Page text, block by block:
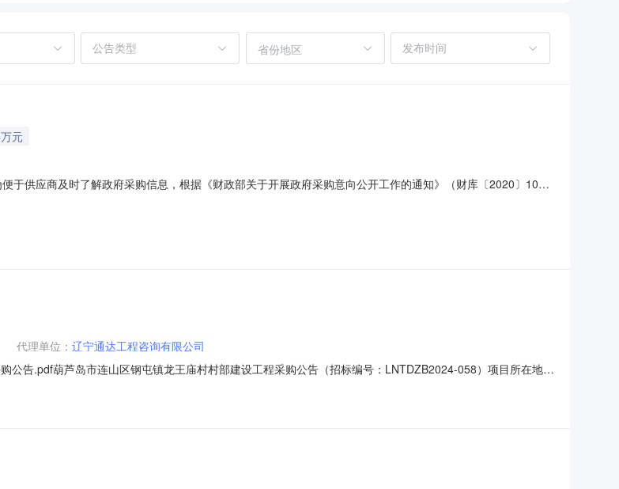
省份地区
元
于供应商及时了解政府采购信息，根据《财政部关于开展政府采购意向公开工作的通知》（财库〔2020〕10
地面积380㎡，总建筑面积380㎡，单层混凝土框架结构;配套风机室、锅炉房、泵房、操作室、工具间等功能分
代理单位： 辽宁通达工程咨询有限公司
公告.pdf葫芦岛市连山区钢屯镇龙王庙村村部建设工程采购公告（招标编号：LNTDZB2024-058）项目所在地
模：葫芦岛市连山区钢屯镇龙王庙村村部建设工程范围：本招标项目划分为1个标段，本次招标为其中的